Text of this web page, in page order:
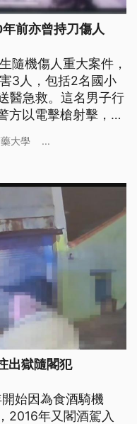
前亦曾持刀傷人
隨機傷人重大案件，
3人，包括2名國小
醫急救。這名男子行
方以電擊槍射擊，將
服刑期滿，行兇動
大學 ...
出獄隨閣犯
始因為食酒騎機
2016年又閣酒駕入